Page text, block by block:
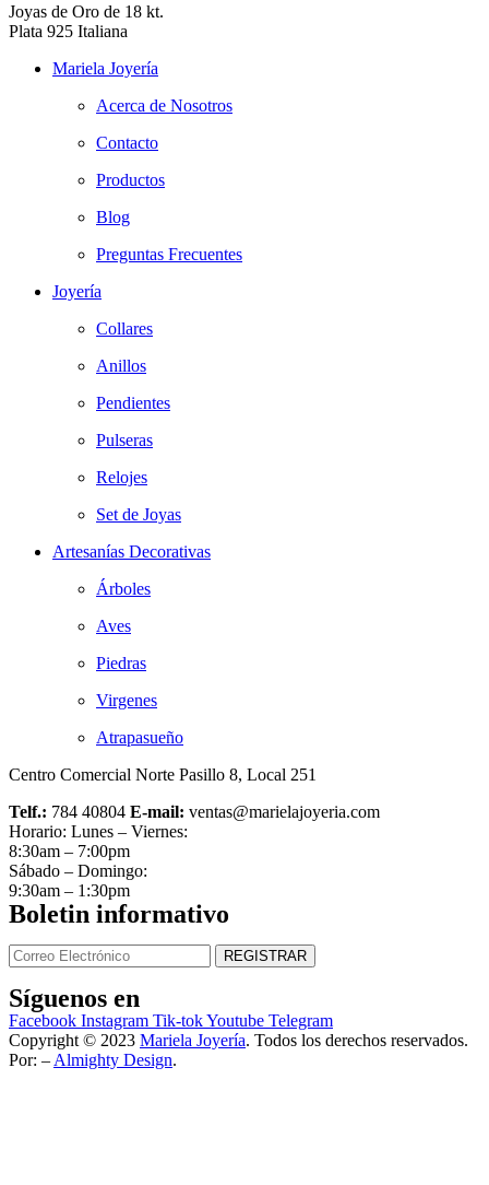
Joyas de Oro de 18 kt.
Plata 925 Italiana
Mariela Joyería
Acerca de Nosotros
Contacto
Productos
Blog
Preguntas Frecuentes
Joyería
Collares
Anillos
Pendientes
Pulseras
Relojes
Set de Joyas
Artesanías Decorativas
Árboles
Aves
Piedras
Virgenes
Atrapasueño
Centro Comercial Norte Pasillo 8, Local 251
Telf.: 784 40804 E-mail: ventas@marielajoyeria.com
Horario: Lunes – Viernes:
8:30am – 7:00pm
Sábado – Domingo:
9:30am – 1:30pm
Boletin informativo
Síguenos en
Facebook Instagram Tik-tokYoutube Telegram
Copyright © 2023 Mariela Joyería. Todos los derechos reservados.
Por: – Almighty Design.